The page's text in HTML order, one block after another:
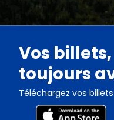
Vos billets,
toujours
Téléchargez vos